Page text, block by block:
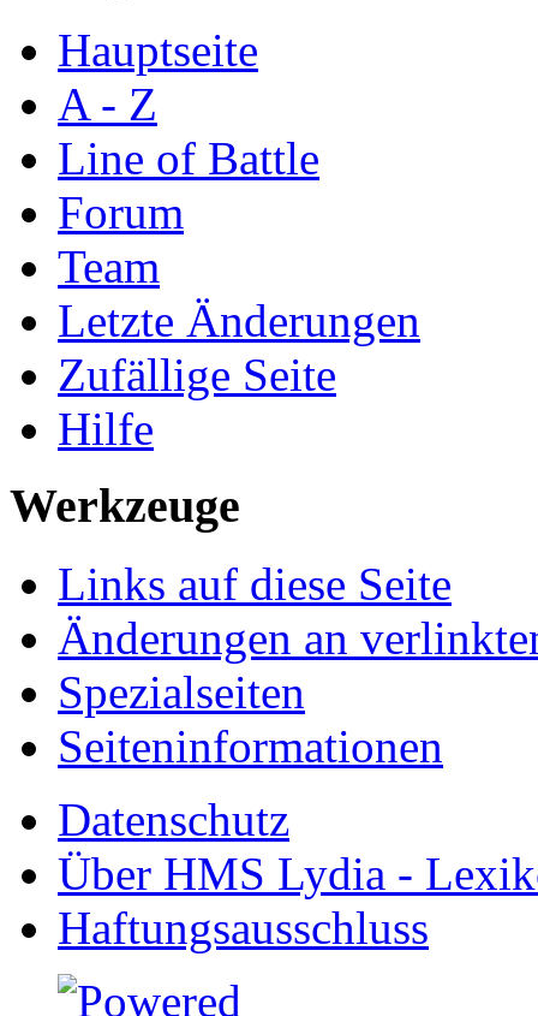
Hauptseite
A - Z
Line of Battle
Forum
Team
Letzte Änderungen
Zufällige Seite
Hilfe
Werkzeuge
Links auf diese Seite
Änderungen an
Spezialseiten
Seiten­informationen
Datenschutz
Über HMS Lydia -
Haftungsausschluss